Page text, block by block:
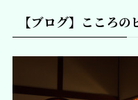
【ブログ】こころ